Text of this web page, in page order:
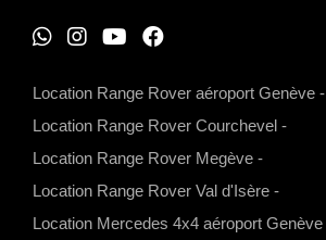
W
a
p
I
g
r
Y
b
e
F
o
o
Location Range Rover aéroport Genève -
Location Range Rover Courchevel -
Location Range Rover Megève -
Location Range Rover Val d'Isère -
Location Mercedes 4x4 aéroport Genève